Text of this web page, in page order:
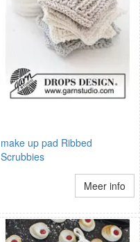
make up pad Ribbed
Scrubbies
Meer info